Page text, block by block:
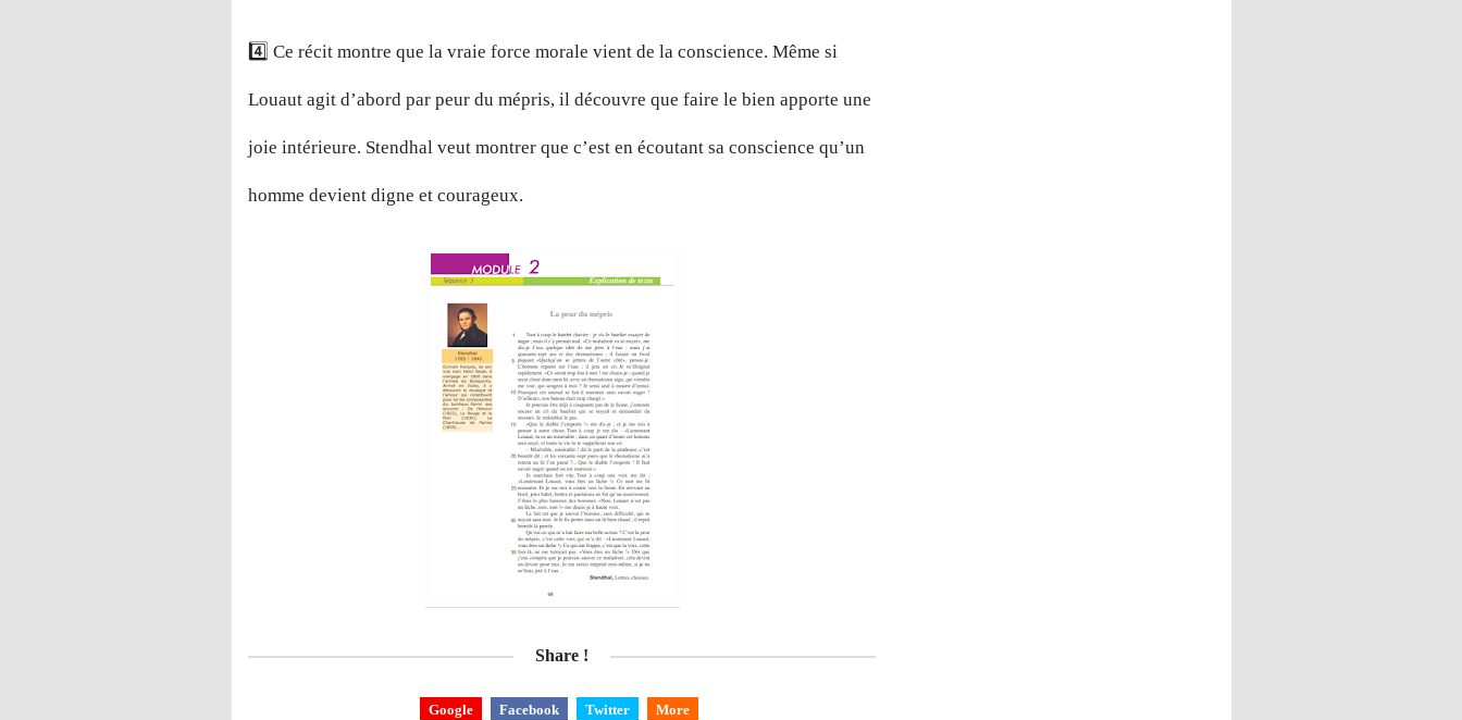
4️⃣ Ce récit montre que la vraie force morale vient de la conscience. Même si
Louaut agit d’abord par peur du mépris, il découvre que faire le bien apporte une
joie intérieure. Stendhal veut montrer que c’est en écoutant sa conscience qu’un
homme devient digne et courageux.
Share !
Google Facebook Twitter More